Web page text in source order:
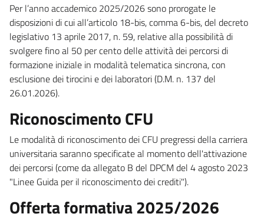
Per l’anno accademico 2025/2026 sono prorogate le
disposizioni di cui all’articolo 18-bis, comma 6-bis, del decreto
legislativo 13 aprile 2017, n. 59, relative alla possibilità di
svolgere fino al 50 per cento delle attività dei percorsi di
formazione iniziale in modalità telematica sincrona, con
esclusione dei tirocini e dei laboratori (D.M. n. 137 del
26.01.2026).
Riconoscimento CFU
Le modalità di riconoscimento dei CFU pregressi della carriera
universitaria saranno specificate al momento dell'attivazione
dei percorsi (come da allegato B del DPCM del 4 agosto 2023
"Linee Guida per il riconoscimento dei crediti").
Offerta formativa 2025/2026